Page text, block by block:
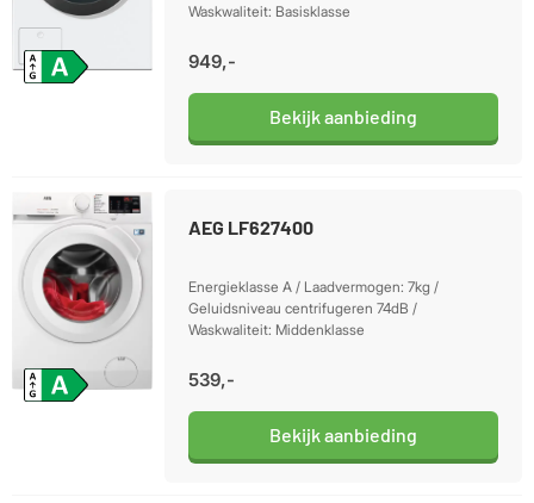
Waskwaliteit: Basisklasse
949,-
Bekijk aanbieding
AEG LF627400
Energieklasse A / Laadvermogen: 7kg /
Geluidsniveau centrifugeren 74dB /
Waskwaliteit: Middenklasse
539,-
Bekijk aanbieding